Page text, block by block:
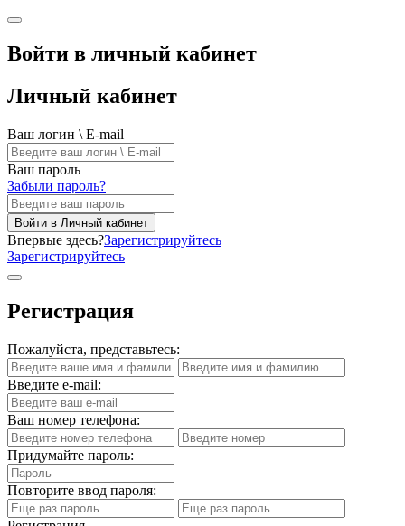
Войти в личный кабинет
Личный кабинет
Ваш логин \ E-mail
Ваш пароль
Забыли пароль?
Войти в Личный кабинет
Впервые здесь?Зарегистрируйтесь
Зарегистрируйтесь
Регистрация
Пожалуйста, представьтесь:
Введите e-mail:
Ваш номер телефона:
Придумайте пароль:
Повторите ввод пароля: